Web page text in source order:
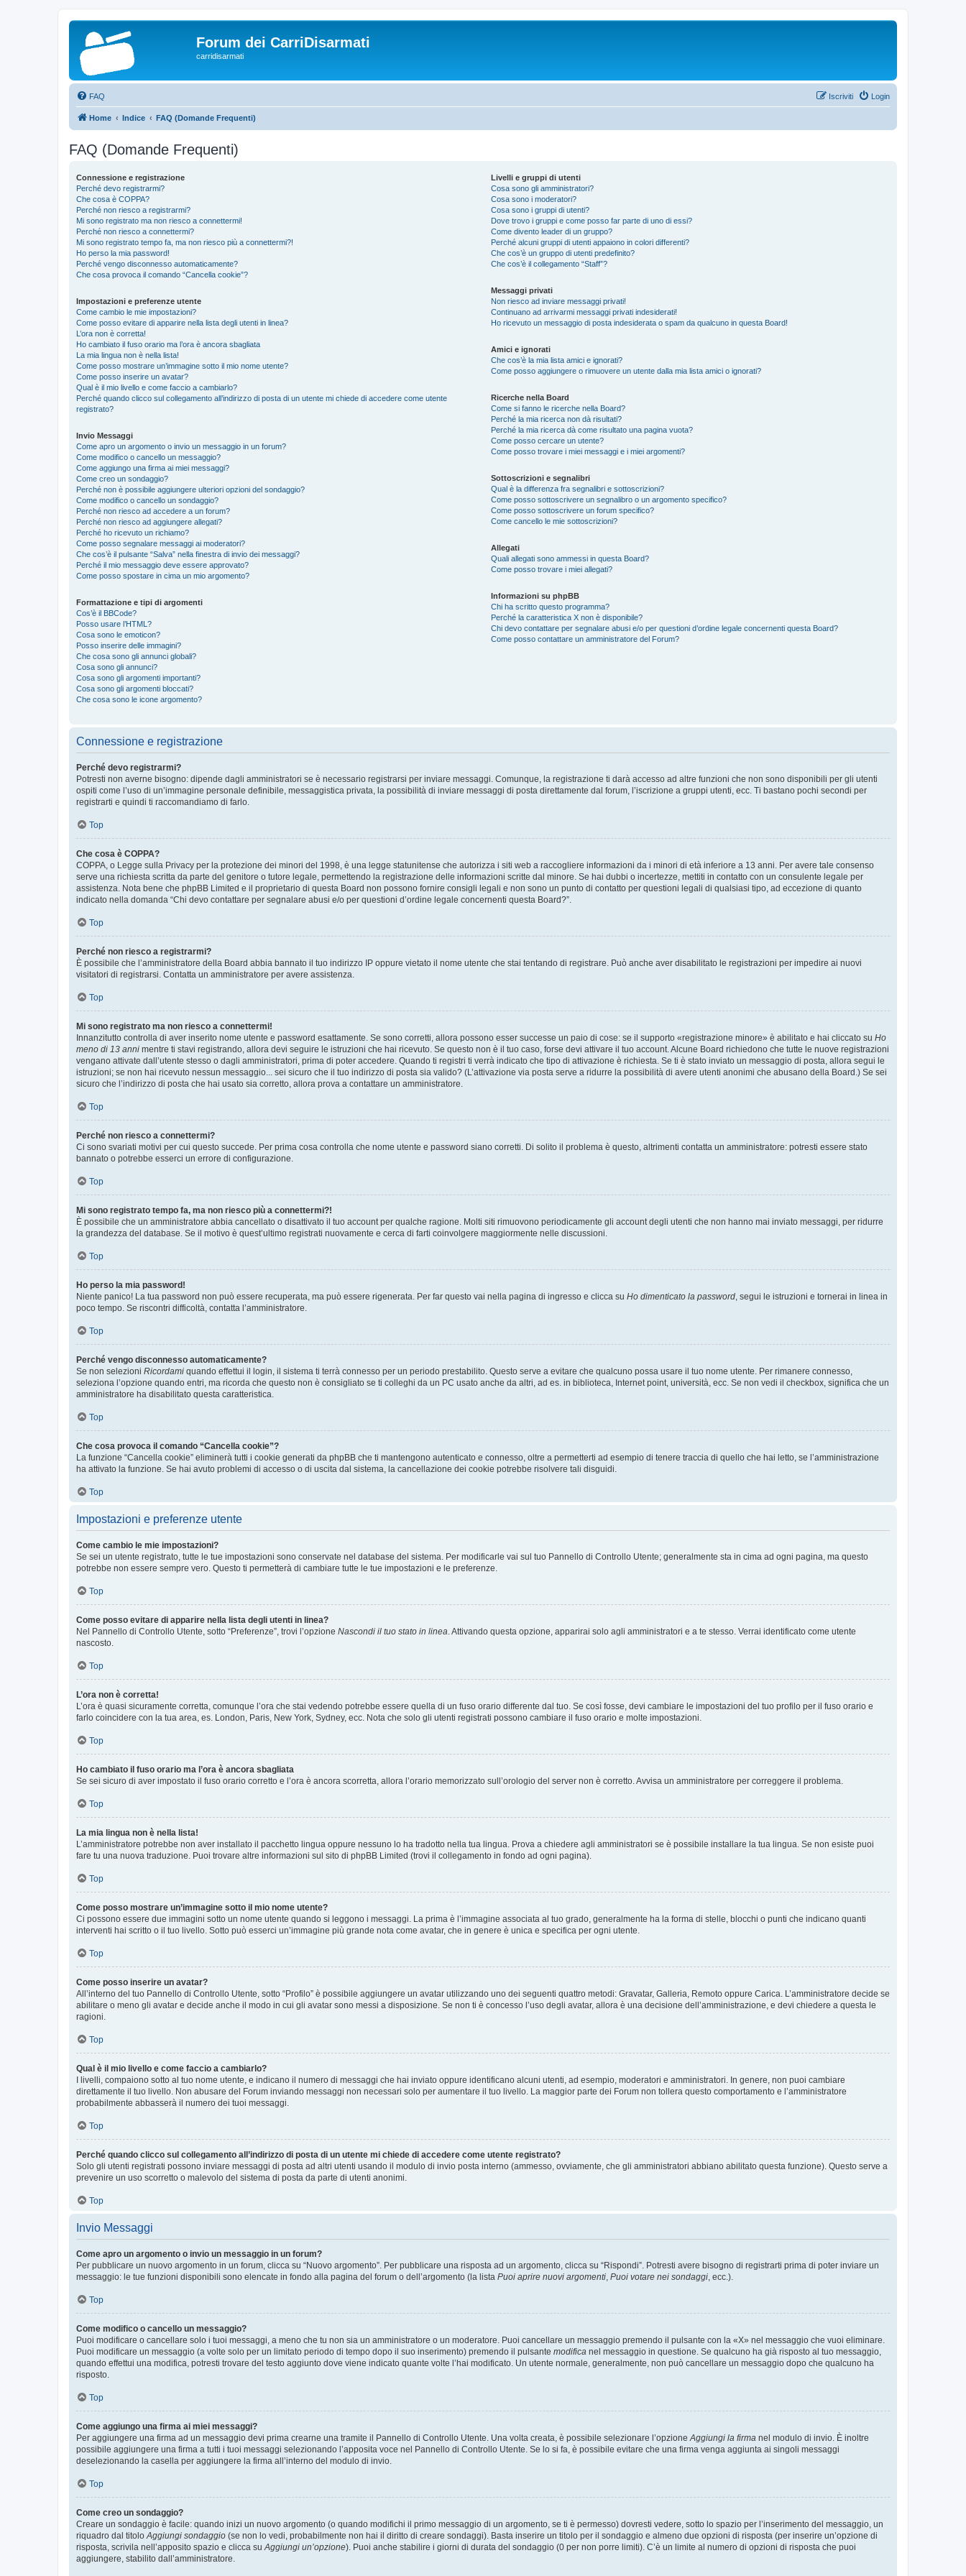
Forum dei CarriDisarmati
carridisarmati
FAQ Login
Iscriviti
Home Indice FAQ (Domande Frequenti)
FAQ (Domande Frequenti)
Connessione e registrazione
Perché devo registrarmi?
Che cosa è COPPA?
Perché non riesco a registrarmi?
Mi sono registrato ma non riesco a connettermi!
Perché non riesco a connettermi?
Mi sono registrato tempo fa, ma non riesco più a connettermi?!
Ho perso la mia password!
Perché vengo disconnesso automaticamente?
Che cosa provoca il comando “Cancella cookie”?
Impostazioni e preferenze utente
Come cambio le mie impostazioni?
Come posso evitare di apparire nella lista degli utenti in linea?
L’ora non è corretta!
Ho cambiato il fuso orario ma l’ora è ancora sbagliata
La mia lingua non è nella lista!
Come posso mostrare un’immagine sotto il mio nome utente?
Come posso inserire un avatar?
Qual è il mio livello e come faccio a cambiarlo?
Perché quando clicco sul collegamento all’indirizzo di posta di un utente mi chiede di accedere come utente
registrato?
Invio Messaggi
Come apro un argomento o invio un messaggio in un forum?
Come modifico o cancello un messaggio?
Come aggiungo una firma ai miei messaggi?
Come creo un sondaggio?
Perché non è possibile aggiungere ulteriori opzioni del sondaggio?
Come modifico o cancello un sondaggio?
Perché non riesco ad accedere a un forum?
Perché non riesco ad aggiungere allegati?
Perché ho ricevuto un richiamo?
Come posso segnalare messaggi ai moderatori?
Che cos’è il pulsante “Salva” nella finestra di invio dei messaggi?
Perché il mio messaggio deve essere approvato?
Come posso spostare in cima un mio argomento?
Formattazione e tipi di argomenti
Cos’è il BBCode?
Posso usare l’HTML?
Cosa sono le emoticon?
Posso inserire delle immagini?
Che cosa sono gli annunci globali?
Cosa sono gli annunci?
Cosa sono gli argomenti importanti?
Cosa sono gli argomenti bloccati?
Che cosa sono le icone argomento?
Livelli e gruppi di utenti
Cosa sono gli amministratori?
Cosa sono i moderatori?
Cosa sono i gruppi di utenti?
Dove trovo i gruppi e come posso far parte di uno di essi?
Come divento leader di un gruppo?
Perché alcuni gruppi di utenti appaiono in colori differenti?
Che cos’è un gruppo di utenti predefinito?
Che cos’è il collegamento “Staff”?
Messaggi privati
Non riesco ad inviare messaggi privati!
Continuano ad arrivarmi messaggi privati indesiderati!
Ho ricevuto un messaggio di posta indesiderata o spam da qualcuno in questa Board!
Amici e ignorati
Che cos’è la mia lista amici e ignorati?
Come posso aggiungere o rimuovere un utente dalla mia lista amici o ignorati?
Ricerche nella Board
Come si fanno le ricerche nella Board?
Perché la mia ricerca non dà risultati?
Perché la mia ricerca dà come risultato una pagina vuota?
Come posso cercare un utente?
Come posso trovare i miei messaggi e i miei argomenti?
Sottoscrizioni e segnalibri
Qual è la differenza fra segnalibri e sottoscrizioni?
Come posso sottoscrivere un segnalibro o un argomento specifico?
Come posso sottoscrivere un forum specifico?
Come cancello le mie sottoscrizioni?
Allegati
Quali allegati sono ammessi in questa Board?
Come posso trovare i miei allegati?
Informazioni su phpBB
Chi ha scritto questo programma?
Perché la caratteristica X non è disponibile?
Chi devo contattare per segnalare abusi e/o per questioni d’ordine legale concernenti questa Board?
Come posso contattare un amministratore del Forum?
Connessione e registrazione
Perché devo registrarmi?
Potresti non averne bisogno: dipende dagli amministratori se è necessario registrarsi per inviare messaggi. Comunque, la registrazione ti darà accesso ad altre funzioni che non sono disponibili per gli utenti
ospiti come l’uso di un’immagine personale definibile, messaggistica privata, la possibilità di inviare messaggi di posta direttamente dal forum, l’iscrizione a gruppi utenti, ecc. Ti bastano pochi secondi per
registrarti e quindi ti raccomandiamo di farlo.
Top
Che cosa è COPPA?
COPPA, o Legge sulla Privacy per la protezione dei minori del 1998, è una legge statunitense che autorizza i siti web a raccogliere informazioni da i minori di età inferiore a 13 anni. Per avere tale consenso
serve una richiesta scritta da parte del genitore o tutore legale, permettendo la registrazione delle informazioni scritte dal minore. Se hai dubbi o incertezze, mettiti in contatto con un consulente legale per
assistenza. Nota bene che phpBB Limited e il proprietario di questa Board non possono fornire consigli legali e non sono un punto di contatto per questioni legali di qualsiasi tipo, ad eccezione di quanto
indicato nella domanda “Chi devo contattare per segnalare abusi e/o per questioni d’ordine legale concernenti questa Board?”.
Top
Perché non riesco a registrarmi?
È possibile che l’amministratore della Board abbia bannato il tuo indirizzo IP oppure vietato il nome utente che stai tentando di registrare. Può anche aver disabilitato le registrazioni per impedire ai nuovi
visitatori di registrarsi. Contatta un amministratore per avere assistenza.
Top
Mi sono registrato ma non riesco a connettermi!
Innanzitutto controlla di aver inserito nome utente e password esattamente. Se sono corretti, allora possono esser successe un paio di cose: se il supporto «registrazione minore» è abilitato e hai cliccato su Ho
meno di 13 anni mentre ti stavi registrando, allora devi seguire le istruzioni che hai ricevuto. Se questo non è il tuo caso, forse devi attivare il tuo account. Alcune Board richiedono che tutte le nuove registrazioni
vengano attivate dall’utente stesso o dagli amministratori, prima di poter accedere. Quando ti registri ti verrà indicato che tipo di attivazione è richiesta. Se ti è stato inviato un messaggio di posta, allora segui le
istruzioni; se non hai ricevuto nessun messaggio... sei sicuro che il tuo indirizzo di posta sia valido? (L’attivazione via posta serve a ridurre la possibilità di avere utenti anonimi che abusano della Board.) Se sei
sicuro che l’indirizzo di posta che hai usato sia corretto, allora prova a contattare un amministratore.
Top
Perché non riesco a connettermi?
Ci sono svariati motivi per cui questo succede. Per prima cosa controlla che nome utente e password siano corretti. Di solito il problema è questo, altrimenti contatta un amministratore: potresti essere stato
bannato o potrebbe esserci un errore di configurazione.
Top
Mi sono registrato tempo fa, ma non riesco più a connettermi?!
È possibile che un amministratore abbia cancellato o disattivato il tuo account per qualche ragione. Molti siti rimuovono periodicamente gli account degli utenti che non hanno mai inviato messaggi, per ridurre
la grandezza del database. Se il motivo è quest’ultimo registrati nuovamente e cerca di farti coinvolgere maggiormente nelle discussioni.
Top
Ho perso la mia password!
Niente panico! La tua password non può essere recuperata, ma può essere rigenerata. Per far questo vai nella pagina di ingresso e clicca su Ho dimenticato la password, segui le istruzioni e tornerai in linea in
poco tempo. Se riscontri difficoltà, contatta l’amministratore.
Top
Perché vengo disconnesso automaticamente?
Se non selezioni Ricordami quando effettui il login, il sistema ti terrà connesso per un periodo prestabilito. Questo serve a evitare che qualcuno possa usare il tuo nome utente. Per rimanere connesso,
seleziona l’opzione quando entri, ma ricorda che questo non è consigliato se ti colleghi da un PC usato anche da altri, ad es. in biblioteca, Internet point, università, ecc. Se non vedi il checkbox, significa che un
amministratore ha disabilitato questa caratteristica.
Top
Che cosa provoca il comando “Cancella cookie”?
La funzione “Cancella cookie” eliminerà tutti i cookie generati da phpBB che ti mantengono autenticato e connesso, oltre a permetterti ad esempio di tenere traccia di quello che hai letto, se l’amministrazione
ha attivato la funzione. Se hai avuto problemi di accesso o di uscita dal sistema, la cancellazione dei cookie potrebbe risolvere tali disguidi.
Top
Impostazioni e preferenze utente
Come cambio le mie impostazioni?
Se sei un utente registrato, tutte le tue impostazioni sono conservate nel database del sistema. Per modificarle vai sul tuo Pannello di Controllo Utente; generalmente sta in cima ad ogni pagina, ma questo
potrebbe non essere sempre vero. Questo ti permetterà di cambiare tutte le tue impostazioni e le preferenze.
Top
Come posso evitare di apparire nella lista degli utenti in linea?
Nel Pannello di Controllo Utente, sotto “Preferenze”, trovi l’opzione Nascondi il tuo stato in linea. Attivando questa opzione, apparirai solo agli amministratori e a te stesso. Verrai identificato come utente
nascosto.
Top
L’ora non è corretta!
L’ora è quasi sicuramente corretta, comunque l’ora che stai vedendo potrebbe essere quella di un fuso orario differente dal tuo. Se così fosse, devi cambiare le impostazioni del tuo profilo per il fuso orario e
farlo coincidere con la tua area, es. London, Paris, New York, Sydney, ecc. Nota che solo gli utenti registrati possono cambiare il fuso orario e molte impostazioni.
Top
Ho cambiato il fuso orario ma l’ora è ancora sbagliata
Se sei sicuro di aver impostato il fuso orario corretto e l’ora è ancora scorretta, allora l’orario memorizzato sull’orologio del server non è corretto. Avvisa un amministratore per correggere il problema.
Top
La mia lingua non è nella lista!
L’amministratore potrebbe non aver installato il pacchetto lingua oppure nessuno lo ha tradotto nella tua lingua. Prova a chiedere agli amministratori se è possibile installare la tua lingua. Se non esiste puoi
fare tu una nuova traduzione. Puoi trovare altre informazioni sul sito di phpBB Limited (trovi il collegamento in fondo ad ogni pagina).
Top
Come posso mostrare un’immagine sotto il mio nome utente?
Ci possono essere due immagini sotto un nome utente quando si leggono i messaggi. La prima è l’immagine associata al tuo grado, generalmente ha la forma di stelle, blocchi o punti che indicano quanti
interventi hai scritto o il tuo livello. Sotto può esserci un’immagine più grande nota come avatar, che in genere è unica e specifica per ogni utente.
Top
Come posso inserire un avatar?
All’interno del tuo Pannello di Controllo Utente, sotto “Profilo” è possibile aggiungere un avatar utilizzando uno dei seguenti quattro metodi: Gravatar, Galleria, Remoto oppure Carica. L’amministratore decide se
abilitare o meno gli avatar e decide anche il modo in cui gli avatar sono messi a disposizione. Se non ti è concesso l’uso degli avatar, allora è una decisione dell’amministrazione, e devi chiedere a questa le
ragioni.
Top
Qual è il mio livello e come faccio a cambiarlo?
I livelli, compaiono sotto al tuo nome utente, e indicano il numero di messaggi che hai inviato oppure identificano alcuni utenti, ad esempio, moderatori e amministratori. In genere, non puoi cambiare
direttamente il tuo livello. Non abusare del Forum inviando messaggi non necessari solo per aumentare il tuo livello. La maggior parte dei Forum non tollera questo comportamento e l’amministratore
probabilmente abbasserà il numero dei tuoi messaggi.
Top
Perché quando clicco sul collegamento all’indirizzo di posta di un utente mi chiede di accedere come utente registrato?
Solo gli utenti registrati possono inviare messaggi di posta ad altri utenti usando il modulo di invio posta interno (ammesso, ovviamente, che gli amministratori abbiano abilitato questa funzione). Questo serve a
prevenire un uso scorretto o malevolo del sistema di posta da parte di utenti anonimi.
Top
Invio Messaggi
Come apro un argomento o invio un messaggio in un forum?
Per pubblicare un nuovo argomento in un forum, clicca su “Nuovo argomento”. Per pubblicare una risposta ad un argomento, clicca su “Rispondi”. Potresti avere bisogno di registrarti prima di poter inviare un
messaggio: le tue funzioni disponibili sono elencate in fondo alla pagina del forum o dell’argomento (la lista Puoi aprire nuovi argomenti, Puoi votare nei sondaggi, ecc.).
Top
Come modifico o cancello un messaggio?
Puoi modificare o cancellare solo i tuoi messaggi, a meno che tu non sia un amministratore o un moderatore. Puoi cancellare un messaggio premendo il pulsante con la «X» nel messaggio che vuoi eliminare.
Puoi modificare un messaggio (a volte solo per un limitato periodo di tempo dopo il suo inserimento) premendo il pulsante modifica nel messaggio in questione. Se qualcuno ha già risposto al tuo messaggio,
quando effettui una modifica, potresti trovare del testo aggiunto dove viene indicato quante volte l’hai modificato. Un utente normale, generalmente, non può cancellare un messaggio dopo che qualcuno ha
risposto.
Top
Come aggiungo una firma ai miei messaggi?
Per aggiungere una firma ad un messaggio devi prima crearne una tramite il Pannello di Controllo Utente. Una volta creata, è possibile selezionare l’opzioneAggiungi la firma nel modulo di invio. È inoltre
possibile aggiungere una firma a tutti i tuoi messaggi selezionando l’apposita voce nel Pannello di Controllo Utente. Se lo si fa, è possibile evitare che una firma venga aggiunta ai singoli messaggi
deselezionando la casella per aggiungere la firma all’interno del modulo di invio.
Top
Come creo un sondaggio?
Creare un sondaggio è facile: quando inizi un nuovo argomento (o quando modifichi il primo messaggio di un argomento, se ti è permesso) dovresti vedere, sotto lo spazio per l’inserimento del messaggio, un
riquadro dal titoloAggiungi sondaggio (se non lo vedi, probabilmente non hai il diritto di creare sondaggi). Basta inserire un titolo per il sondaggio e almeno due opzioni di risposta (per inserire un’opzione di
risposta, scrivila nell’apposito spazio e clicca suAggiungi un’opzione). Puoi anche stabilire i giorni di durata del sondaggio (0 per non porre limiti). C’è un limite al numero di opzioni di risposta che puoi
aggiungere, stabilito dall’amministratore.